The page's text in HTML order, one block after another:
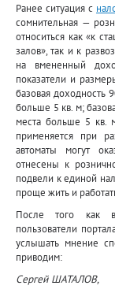
Ранее ситуация с
сомнительная —
относиться как «к
залов», так и к
на вмененный
показатели и
базовая доходность
больше 5 кв. м;
места больше 5 кв.
применяется при
автоматы могут
отнесены к
подвели к единой
проще жить и
После того как
пользователи
услышать мнение
приводим:
Сергей ШАТАЛОВ,